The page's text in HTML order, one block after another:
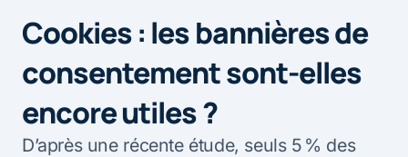
Cookies : les bannières de
consentement sont-elles
encore utiles ?
D’après une récente étude, seuls 5 % des